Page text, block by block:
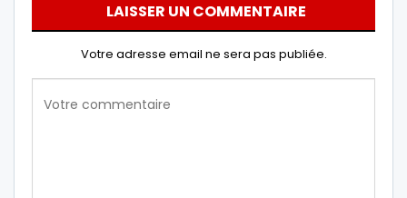
LAISSER UN COMMENTAIRE
Votre adresse email ne sera pas publiée.